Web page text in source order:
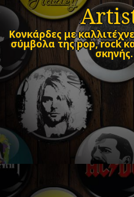
Κονκάρδες με
σύμβολα της pop, rock
σκηνής.